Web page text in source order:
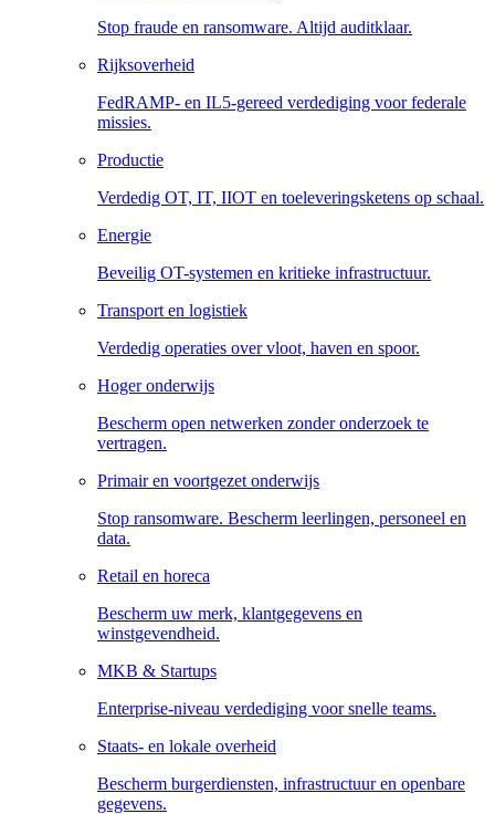
Stop fraude en ransomware. Altijd auditklaar.
Rijksoverheid
FedRAMP- en IL5-gereed verdediging voor federale
missies.
Productie
Verdedig OT, IT, IIOT en toeleveringsketens op schaal.
Energie
Beveilig OT-systemen en kritieke infrastructuur.
Transport en logistiek
Verdedig operaties over vloot, haven en spoor.
Hoger onderwijs
Bescherm open netwerken zonder onderzoek te
vertragen.
Primair en voortgezet onderwijs
Stop ransomware. Bescherm leerlingen, personeel en
data.
Retail en horeca
Bescherm uw merk, klantgegevens en
winstgevendheid.
MKB & Startups
Enterprise-niveau verdediging voor snelle teams.
Staats- en lokale overheid
Bescherm burgerdiensten, infrastructuur en openbare
gegevens.